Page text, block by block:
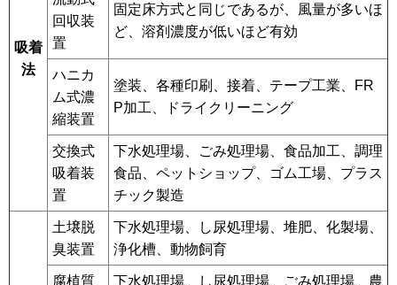
吸着
法
回収装
置
固定床方式と同じであるが、風量が多いほ
ど、溶剤濃度が低いほど有効
ハニカ
ム式濃
縮装置
塗装、各種印刷、接着、テープ工業、FR
P加工、ドライクリーニング
交換式
吸着装
置
下水処理場、ごみ処理場、食品加工、調理
食品、ペットショップ、ゴム工場、プラス
チック製造
土壌脱
臭装置
下水処理場、し尿処理場、堆肥、化製場、
浄化槽、動物飼育
腐植質
下水処理場、し尿処理場、ごみ処理場、農